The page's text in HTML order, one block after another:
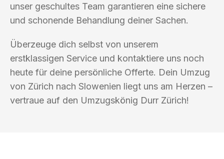
unser geschultes Team garantieren eine sichere
und schonende Behandlung deiner Sachen.
Überzeuge dich selbst von unserem
erstklassigen Service und kontaktiere uns noch
heute für deine persönliche Offerte. Dein Umzug
von Zürich nach Slowenien liegt uns am Herzen –
vertraue auf den Umzugskönig Durr Zürich!